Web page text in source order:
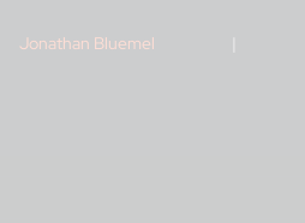
Jonathan Bluemel